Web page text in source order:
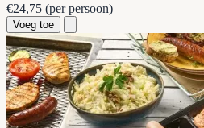
€24,75 (per persoon)
Voeg toe